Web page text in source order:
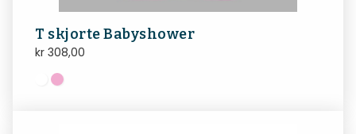
T skjorte Babyshower
kr 308,00